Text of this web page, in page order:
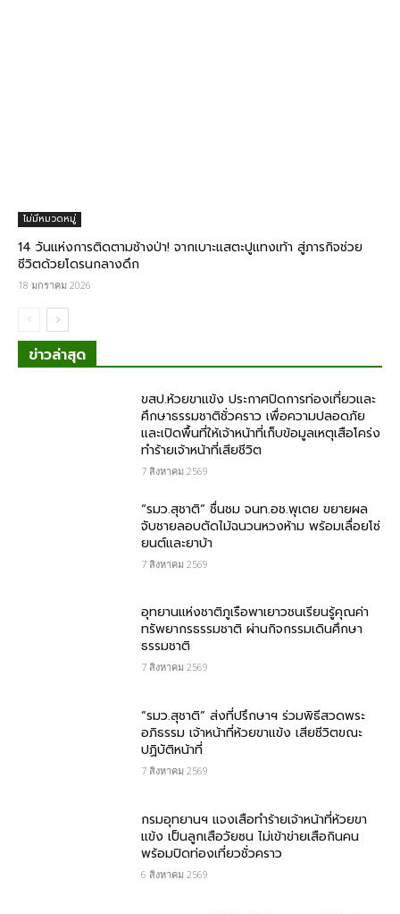
ไม่มีหมวดหมู่
14 วันแห่งการติดตามช้างป่า! จากเบาะแสตะปูแทงเท้า สู่ภารกิจช่วย
ชีวิตด้วยโดรนกลางดึก
18 มกราคม 2026
ข่าวล่าสุด
ขสป.ห้วยขาแข้ง ประกาศปิดการท่องเที่ยวและ
ศึกษาธรรมชาติชั่วคราว เพื่อความปลอดภัย
และเปิดพื้นที่ให้เจ้าหน้าที่เก็บข้อมูลเหตุเสือโคร่ง
ทำร้ายเจ้าหน้าที่เสียชีวิต
7 สิงหาคม 2569
“รมว.สุชาติ” ชื่นชม​ จนท.อช.พุเตย​ ขยายผล
จับชายลอบตัดไม้ฉนวนหวงห้าม พร้อมเลื่อยโซ่
ยนต์และยาบ้า
7 สิงหาคม 2569
อุทยานแห่งชาติภูเรือพาเยาวชนเรียนรู้คุณค่า
ทรัพยากรธรรมชาติ ผ่านกิจกรรมเดินศึกษา
ธรรมชาติ
7 สิงหาคม 2569
“รมว.สุชาติ” ส่งที่ปรึกษาฯ ร่วมพิธีสวดพระ
อภิธรรม เจ้าหน้าที่ห้วยขาแข้ง เสียชีวิตขณะ
ปฏิบัติหน้าที่
7 สิงหาคม 2569
กรม​อุทยานฯ แจงเสือทำร้ายเจ้าหน้าที่ห้วยขา
แข้ง เป็นลูกเสือวัยซน ไม่เข้าข่ายเสือกินคน
พร้อมปิดท่องเที่ยวชั่วคราว
6 สิงหาคม 2569